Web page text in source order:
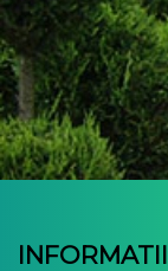
INFORMATII